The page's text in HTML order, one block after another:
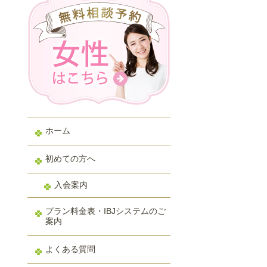
ホーム
初めての方へ
入会案内
プラン料金表・IBJシステムのご
案内
よくある質問